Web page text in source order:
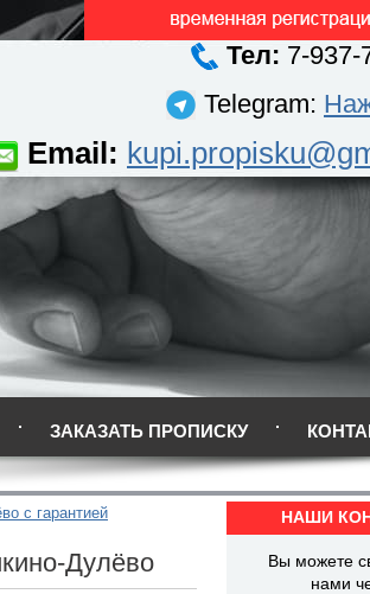
Тел: 7-937-
Telegram:
Email:
ЗАКАЗАТЬ ПРОПИСКУ
с гарантией
Дулёво
НАШИ
Вы можете
нами